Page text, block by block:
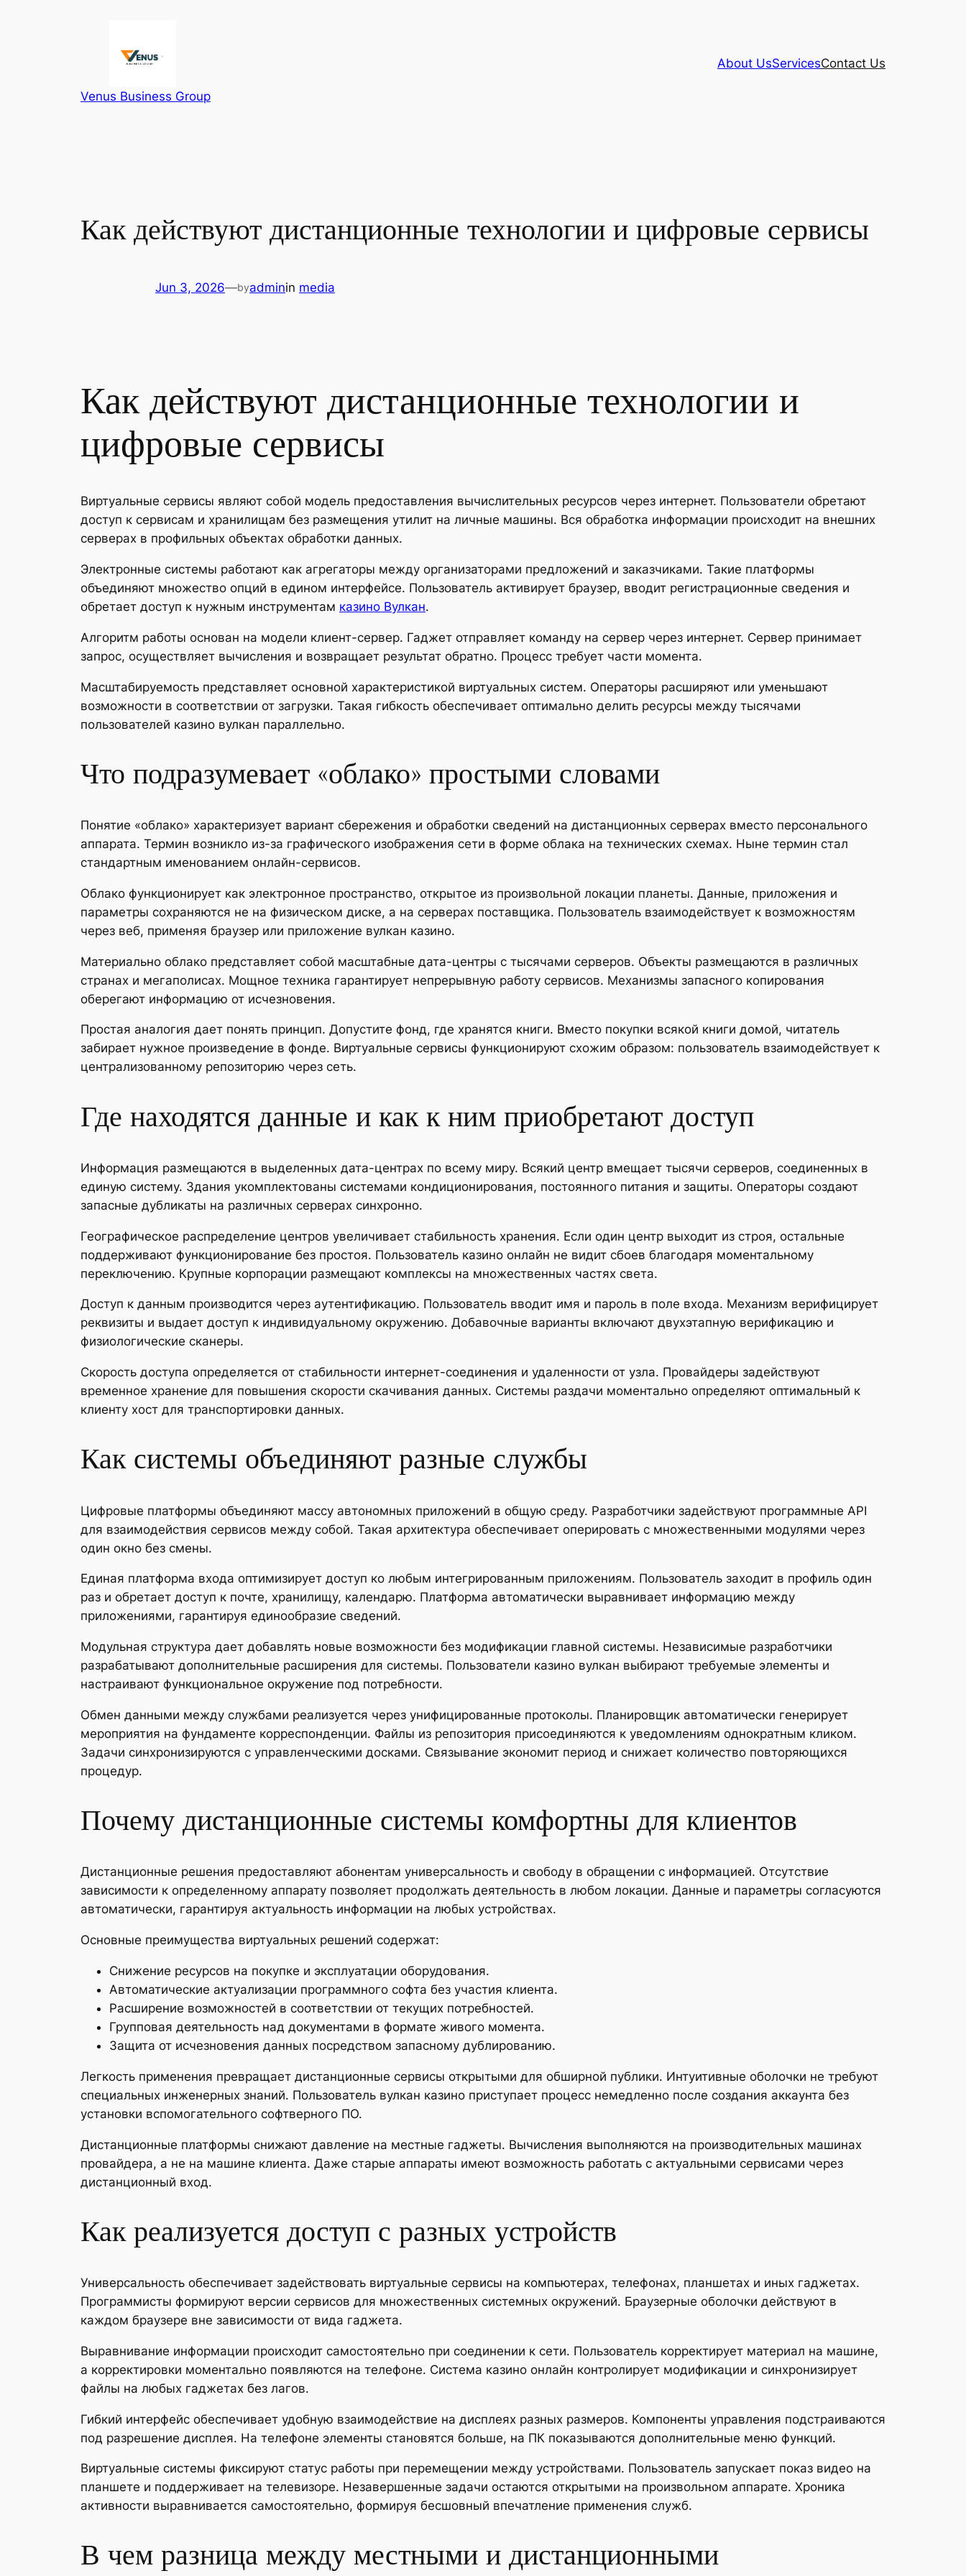
Venus Business Group
About UsServicesContact Us
Как действуют дистанционные технологии и цифровые сервисы
Jun 3, 2026—byadminin media
Как действуют дистанционные технологии и
цифровые сервисы
Виртуальные сервисы являют собой модель предоставления вычислительных ресурсов через интернет. Пользователи обретают
доступ к сервисам и хранилищам без размещения утилит на личные машины. Вся обработка информации происходит на внешних
серверах в профильных объектах обработки данных.
Электронные системы работают как агрегаторы между организаторами предложений и заказчиками. Такие платформы
объединяют множество опций в едином интерфейсе. Пользователь активирует браузер, вводит регистрационные сведения и
обретает доступ к нужным инструментам казино Вулкан.
Алгоритм работы основан на модели клиент-сервер. Гаджет отправляет команду на сервер через интернет. Сервер принимает
запрос, осуществляет вычисления и возвращает результат обратно. Процесс требует части момента.
Масштабируемость представляет основной характеристикой виртуальных систем. Операторы расширяют или уменьшают
возможности в соответствии от загрузки. Такая гибкость обеспечивает оптимально делить ресурсы между тысячами
пользователей казино вулкан параллельно.
Что подразумевает «облако» простыми словами
Понятие «облако» характеризует вариант сбережения и обработки сведений на дистанционных серверах вместо персонального
аппарата. Термин возникло из-за графического изображения сети в форме облака на технических схемах. Ныне термин стал
стандартным именованием онлайн-сервисов.
Облако функционирует как электронное пространство, открытое из произвольной локации планеты. Данные, приложения и
параметры сохраняются не на физическом диске, а на серверах поставщика. Пользователь взаимодействует к возможностям
через веб, применяя браузер или приложение вулкан казино.
Материально облако представляет собой масштабные дата-центры с тысячами серверов. Объекты размещаются в различных
странах и мегаполисах. Мощное техника гарантирует непрерывную работу сервисов. Механизмы запасного копирования
оберегают информацию от исчезновения.
Простая аналогия дает понять принцип. Допустите фонд, где хранятся книги. Вместо покупки всякой книги домой, читатель
забирает нужное произведение в фонде. Виртуальные сервисы функционируют схожим образом: пользователь взаимодействует к
централизованному репозиторию через сеть.
Где находятся данные и как к ним приобретают доступ
Информация размещаются в выделенных дата-центрах по всему миру. Всякий центр вмещает тысячи серверов, соединенных в
единую систему. Здания укомплектованы системами кондиционирования, постоянного питания и защиты. Операторы создают
запасные дубликаты на различных серверах синхронно.
Географическое распределение центров увеличивает стабильность хранения. Если один центр выходит из строя, остальные
поддерживают функционирование без простоя. Пользователь казино онлайн не видит сбоев благодаря моментальному
переключению. Крупные корпорации размещают комплексы на множественных частях света.
Доступ к данным производится через аутентификацию. Пользователь вводит имя и пароль в поле входа. Механизм верифицирует
реквизиты и выдает доступ к индивидуальному окружению. Добавочные варианты включают двухэтапную верификацию и
физиологические сканеры.
Скорость доступа определяется от стабильности интернет-соединения и удаленности от узла. Провайдеры задействуют
временное хранение для повышения скорости скачивания данных. Системы раздачи моментально определяют оптимальный к
клиенту хост для транспортировки данных.
Как системы объединяют разные службы
Цифровые платформы объединяют массу автономных приложений в общую среду. Разработчики задействуют программные API
для взаимодействия сервисов между собой. Такая архитектура обеспечивает оперировать с множественными модулями через
один окно без смены.
Единая платформа входа оптимизирует доступ ко любым интегрированным приложениям. Пользователь заходит в профиль один
раз и обретает доступ к почте, хранилищу, календарю. Платформа автоматически выравнивает информацию между
приложениями, гарантируя единообразие сведений.
Модульная структура дает добавлять новые возможности без модификации главной системы. Независимые разработчики
разрабатывают дополнительные расширения для системы. Пользователи казино вулкан выбирают требуемые элементы и
настраивают функциональное окружение под потребности.
Обмен данными между службами реализуется через унифицированные протоколы. Планировщик автоматически генерирует
мероприятия на фундаменте корреспонденции. Файлы из репозитория присоединяются к уведомлениям однократным кликом.
Задачи синхронизируются с управленческими досками. Связывание экономит период и снижает количество повторяющихся
процедур.
Почему дистанционные системы комфортны для клиентов
Дистанционные решения предоставляют абонентам универсальность и свободу в обращении с информацией. Отсутствие
зависимости к определенному аппарату позволяет продолжать деятельность в любом локации. Данные и параметры согласуются
автоматически, гарантируя актуальность информации на любых устройствах.
Основные преимущества виртуальных решений содержат:
Снижение ресурсов на покупке и эксплуатации оборудования.
Автоматические актуализации программного софта без участия клиента.
Расширение возможностей в соответствии от текущих потребностей.
Групповая деятельность над документами в формате живого момента.
Защита от исчезновения данных посредством запасному дублированию.
Легкость применения превращает дистанционные сервисы открытыми для обширной публики. Интуитивные оболочки не требуют
специальных инженерных знаний. Пользователь вулкан казино приступает процесс немедленно после создания аккаунта без
установки вспомогательного софтверного ПО.
Дистанционные платформы снижают давление на местные гаджеты. Вычисления выполняются на производительных машинах
провайдера, а не на машине клиента. Даже старые аппараты имеют возможность работать с актуальными сервисами через
дистанционный вход.
Как реализуется доступ с разных устройств
Универсальность обеспечивает задействовать виртуальные сервисы на компьютерах, телефонах, планшетах и иных гаджетах.
Программисты формируют версии сервисов для множественных системных окружений. Браузерные оболочки действуют в
каждом браузере вне зависимости от вида гаджета.
Выравнивание информации происходит самостоятельно при соединении к сети. Пользователь корректирует материал на машине,
а корректировки моментально появляются на телефоне. Система казино онлайн контролирует модификации и синхронизирует
файлы на любых гаджетах без лагов.
Гибкий интерфейс обеспечивает удобную взаимодействие на дисплеях разных размеров. Компоненты управления подстраиваются
под разрешение дисплея. На телефоне элементы становятся больше, на ПК показываются дополнительные меню функций.
Виртуальные системы фиксируют статус работы при перемещении между устройствами. Пользователь запускает показ видео на
планшете и поддерживает на телевизоре. Незавершенные задачи остаются открытыми на произвольном аппарате. Хроника
активности выравнивается самостоятельно, формируя бесшовный впечатление применения служб.
В чем разница между местными и дистанционными